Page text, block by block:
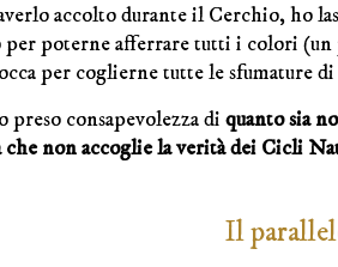
accolto durante il Cerchio, ho
poterne afferrare tutti i colori (un
per coglierne tutte le sfumature di
preso consapevolezza diquanto sia
che non accoglie la verità dei Cicli
Il